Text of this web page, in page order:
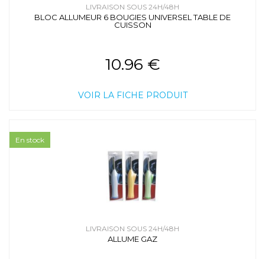
LIVRAISON SOUS 24H/48H
BLOC ALLUMEUR 6 BOUGIES UNIVERSEL TABLE DE
CUISSON
10.96 €
VOIR LA FICHE PRODUIT
LIVRAISON SOUS 24H/48H
ALLUME GAZ
En stock